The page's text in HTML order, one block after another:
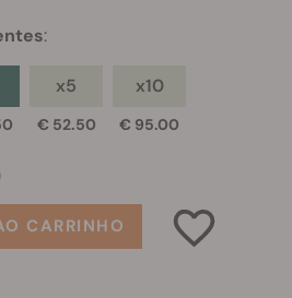
:
x5
€ 52.50
x10
€ 95.00
CARRINHO